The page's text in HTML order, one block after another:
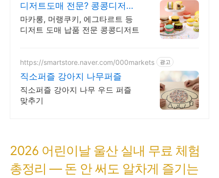
디저트도매 전문? 콩콩디저트
대량 주문 및 도매 납품
마카롱, 머랭쿠키, 에그타르트 등
디저트 도매 납품 전문 콩콩디저트
https://smartstore.naver.com/000markets 광고
직소퍼즐 강아지 나무퍼즐
직소퍼즐 강아지 나무 우드 퍼즐
맞추기
2026 어린이날 울산 실내 무료 체험
총정리 — 돈 안 써도 알차게 즐기는